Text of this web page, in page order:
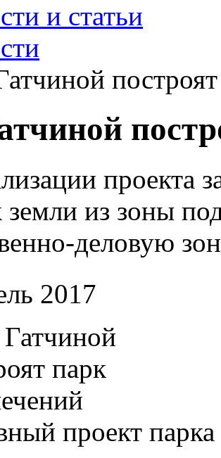
и статьи
проекта
земли из зоны
деловую
2017
проект парка